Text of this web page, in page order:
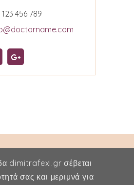
123 456 789
dimitrafexi.gr σέβεται
σας και μεριμνά για